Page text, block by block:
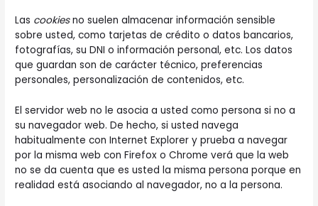
Las cookiesno suelen almacenar información sensible
sobre usted, como tarjetas de crédito o datos bancarios,
fotografías, su DNI o información personal, etc. Los datos
que guardan son de carácter técnico, preferencias
personales, personalización de contenidos, etc.
El servidor web no le asocia a usted como persona si no a
su navegador web. De hecho, si usted navega
habitualmente con Internet Explorer y prueba a navegar
por la misma web con Firefox o Chrome verá que la web
no se da cuenta que es usted la misma persona porque en
realidad está asociando al navegador, no a la persona.